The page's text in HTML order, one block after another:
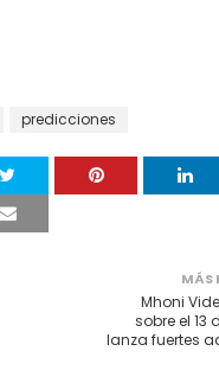
predicciones
MÁS
Mhoni
sobre el 13
lanza fuertes